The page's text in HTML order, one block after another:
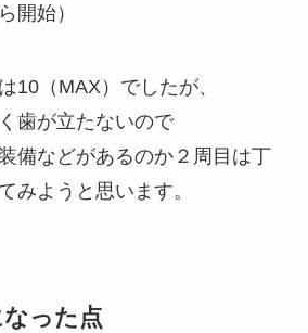
開始）
10（MAX）でしたが、
歯が立たないので
備などがあるのか２周目は丁
みようと思います。
った点